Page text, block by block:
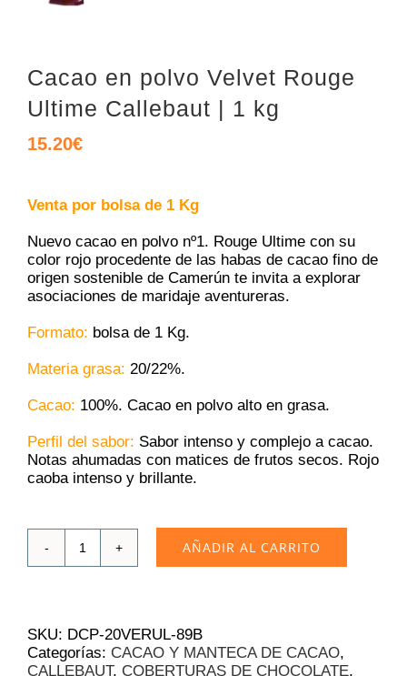
Cacao en polvo Velvet Rouge
Ultime Callebaut | 1 kg
15.20€
Venta por bolsa de 1 Kg
Nuevo cacao en polvo nº1. Rouge Ultime con su
color rojo procedente de las habas de cacao fino de
origen sostenible de Camerún te invita a explorar
asociaciones de maridaje aventureras.
Formato: bolsa de 1 Kg.
Materia grasa: 20/22%.
Cacao: 100%. Cacao en polvo alto en grasa.
Perfil del sabor: Sabor intenso y complejo a cacao.
Notas ahumadas con matices de frutos secos. Rojo
caoba intenso y brillante.
Cacao
Rouge
Ultime
Callebaut
AÑADIR AL CARRITO
SKU: DCP-20VERUL-89B
Categorías: CACAO Y MANTECA DE CACAO,
CALLEBAUT, COBERTURAS DE CHOCOLATE,